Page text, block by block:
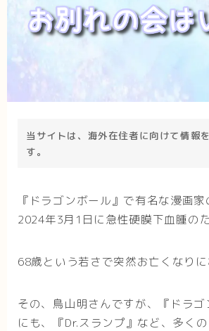
当サイトは、海外在住者に向けて情報
す。
『ドラゴンボール』で有名な漫画
2024年3月1日に急性硬膜下血腫のた
68歳という若さで突然お亡くなりに
その、鳥山明さんですが、『ドラ
にも、『Dr.スランプ』など、多く